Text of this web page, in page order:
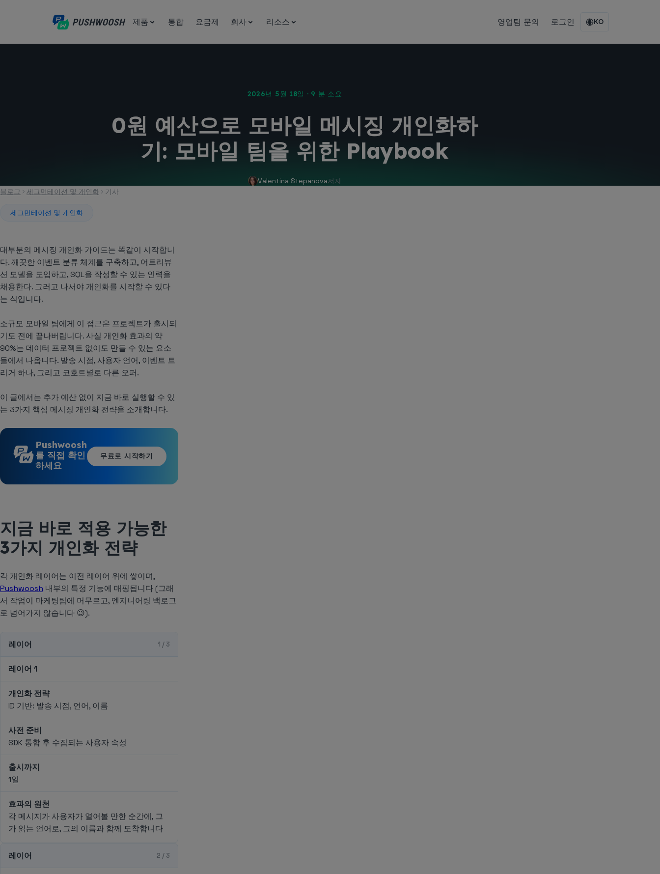
제품 통합 요금제 회사 리소스 영업팀 문의 로그인 KO
2026년 5월 18일 · 9 분 소요
0원 예산으로 모바일 메시징 개인화하
기: 모바일 팀을 위한 Playbook
Valentina Stepanova저자
블로그
세그먼테이션 및 개인화 기사
세그먼테이션 및 개인화
대부분의 메시징 개인화 가이드는 똑같이 시작합니
다. 깨끗한 이벤트 분류 체계를 구축하고, 어트리뷰
션 모델을 도입하고, SQL을 작성할 수 있는 인력을
채용한다. 그러고 나서야 개인화를 시작할 수 있다
는 식입니다.
소규모 모바일 팀에게 이 접근은 프로젝트가 출시되
기도 전에 끝나버립니다. 사실 개인화 효과의 약
90%는 데이터 프로젝트 없이도 만들 수 있는 요소
들에서 나옵니다. 발송 시점, 사용자 언어, 이벤트 트
리거 하나, 그리고 코호트별로 다른 오퍼.
이 글에서는 추가 예산 없이 지금 바로 실행할 수 있
는 3가지 핵심 메시징 개인화 전략을 소개합니다.
Pushwoosh
를 직접 확인
하세요
무료로 시작하기
지금 바로 적용 가능한
3가지 개인화 전략
각 개인화 레이어는 이전 레이어 위에 쌓이며,
Pushwoosh 내부의 특정 기능에 매핑됩니다 (그래
서 작업이 마케팅팀에 머무르고, 엔지니어링 백로그
로 넘어가지 않습니다 😉).
레이어 1 / 3
레이어 1
개인화 전략
ID 기반: 발송 시점, 언어, 이름
사전 준비
SDK 통합 후 수집되는 사용자 속성
출시까지
1일
효과의 원천
각 메시지가 사용자가 열어볼 만한 순간에, 그
가 읽는 언어로, 그의 이름과 함께 도착합니다
레이어 2 / 3